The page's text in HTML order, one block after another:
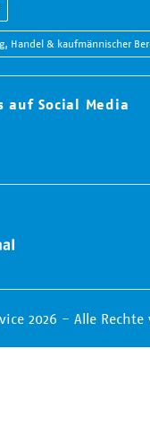
Handel & kaufmännischer
auf Social Media
2026 - Alle